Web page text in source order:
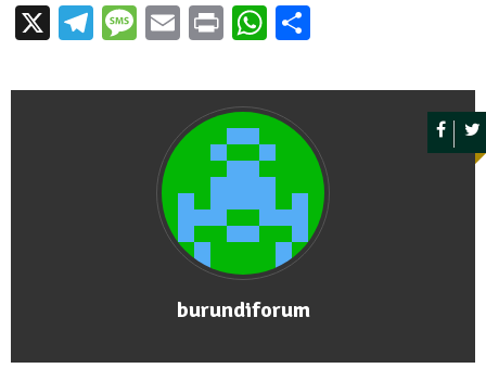
X Telegram
Message
EmailPrintWhatsApp
burundiforum